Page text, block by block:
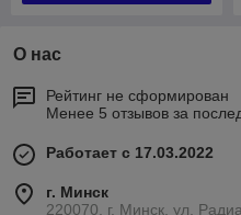
О нас
Рейтинг не сформирован
Менее 5 отзывов за
Работает с 17.03.2022
г. Минск
220070, г. Минск, ул.